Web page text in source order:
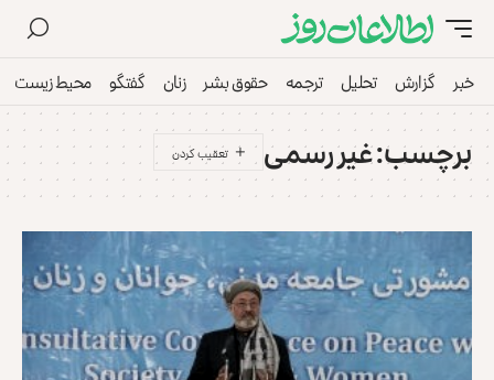
خبر گزارش تحلیل ترجمه حقوق بشر زنان گفتگو محیط زیست
برچسب:غیر رسمی